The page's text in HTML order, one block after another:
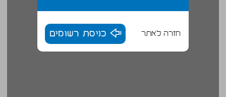
חזרה לאתר כניסת רשומים